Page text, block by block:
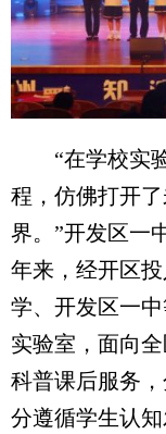
“在学校实验
程，仿佛打开
界。”开发区一
年来，经开区
学、开发区一
实验室，面向
科普课后服务
分遵循学生认